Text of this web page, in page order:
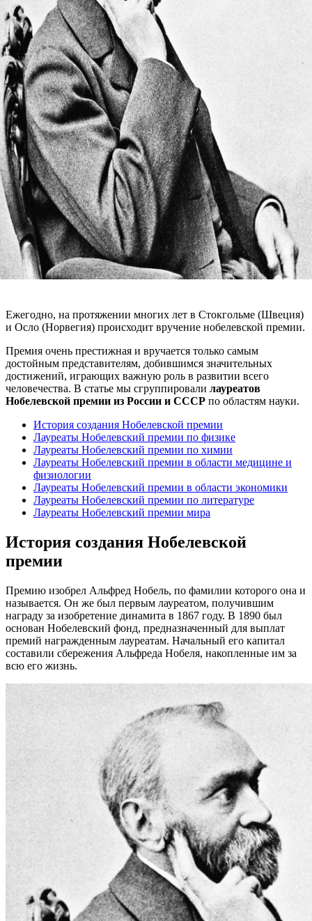
Ежегодно, на протяжении многих лет в Стокгольме (Швеция)
и Осло (Норвегия) происходит вручение нобелевской премии.
Премия очень престижная и вручается только самым
достойным представителям, добившимся значительных
достижений, играющих важную роль в развитии всего
человечества. В статье мы сгруппировали лауреатов
Нобелевской премии из России и СССР по областям науки.
История создания Нобелевской премии
Лауреаты Нобелевский премии по физике
Лауреаты Нобелевский премии по химии
Лауреаты Нобелевский премии в области медицине и
физиологии
Лауреаты Нобелевский премии в области экономики
Лауреаты Нобелевский премии по литературе
Лауреаты Нобелевский премии мира
История создания Нобелевской
премии
Премию изобрел Альфред Нобель, по фамилии которого она и
называется. Он же был первым лауреатом, получившим
награду за изобретение динамита в 1867 году. В 1890 был
основан Нобелевский фонд, предназначенный для выплат
премий награжденным лауреатам. Начальный его капитал
составили сбережения Альфреда Нобеля, накопленные им за
всю его жизнь.